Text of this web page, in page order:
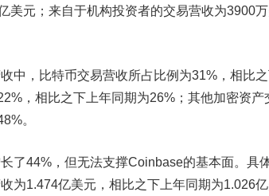
美元；来自于机构投资者的交易营收为3900
中，比特币交易营收所占比例为31%，相比
，相比之下上年同期为26%；其他加密资产
。
了44%， 但无法支撑Coinbase的基本面。 具
为1.474亿美元，相比之下上年同期为1.026亿